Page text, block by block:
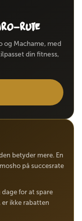
rute
og Machame, med
din fitness,
betyder mere. En
på succesrate
for at spare
er ikke rabatten